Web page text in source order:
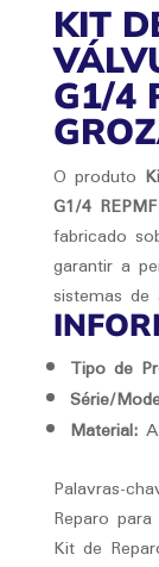
KIT
G1/4
O produto
G1/4
fabricado
garantir a
sistemas
Tipo de
Série/
Material:
Palavras-
Reparo
Kit de